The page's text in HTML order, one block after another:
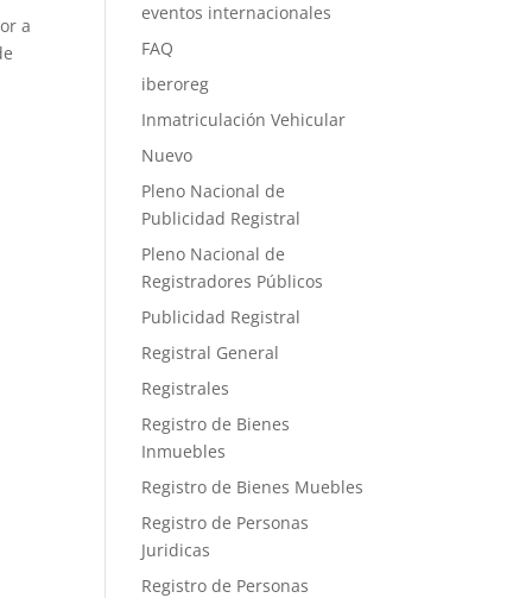
a
eventos internacionales
FAQ
iberoreg
Inmatriculación Vehicular
Nuevo
Pleno Nacional de
Publicidad Registral
Pleno Nacional de
Registradores Públicos
Publicidad Registral
Registral General
Registrales
Registro de Bienes
Inmuebles
Registro de Bienes Muebles
Registro de Personas
Juridicas
Registro de Personas